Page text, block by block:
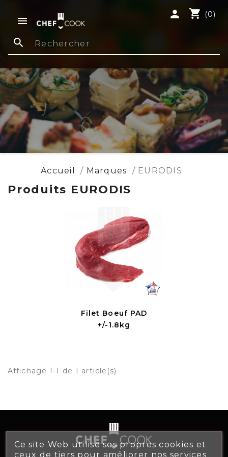

shopping_cart (0)
person
search
Accueil Marques EURODIS
Produits EURODIS
Filet Boeuf PAD
+/-1.8kg
Affichage 1-1 de 1 article(s)
Ce site Web utilise ses propres cookies et
ceux de tiers pour améliorer nos services